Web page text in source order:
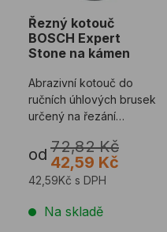
Řezný kotouč
BOSCH Expert
Stone na kámen
Abrazivní kotouč do
ručních úhlových brusek
určený na řezání
od 72,82 Kč
42,59 Kč
42,59Kč s DPH
Na skladě